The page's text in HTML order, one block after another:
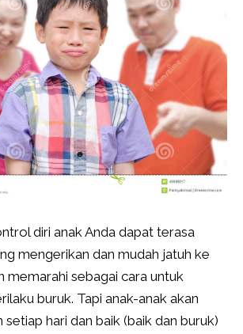
diri anak Anda dapat terasa
mengerikan dan mudah jatuh ke
memarahi sebagai cara untuk
buruk. Tapi anak-anak akan
hari dan baik (baik dan buruk)